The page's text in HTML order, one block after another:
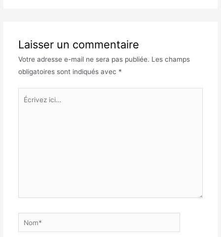
Laisser un commentaire
Votre adresse e-mail ne sera pas publiée. Les champs
obligatoires sont indiqués avec *